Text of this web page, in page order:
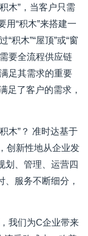
木”，当客户只需
用“积木”来搭建一
积木”“屋顶”或“窗
要全流程供应链
足其需求的重要
足了客户的需求，
木”？ 准时达基于
创新性地从企业发
划、管理、运营四
服务不断细分，
我们为C企业带来